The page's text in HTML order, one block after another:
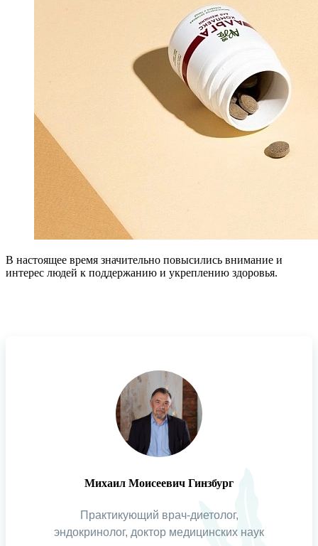
В настоящее время значительно повысились внимание и
интерес людей к поддержанию и укреплению здоровья.
Михаил Моисеевич Гинзбург
Практикующий врач-диетолог,
эндокринолог, доктор медицинских наук